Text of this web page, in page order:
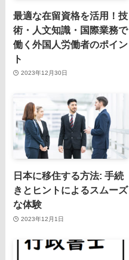
最適な在留資格を活用！技
術・人文知識・国際業務で
働く外国人労働者のポイン
ト
2023年12月30日
日本に移住する方法: 手続
きとヒントによるスムーズ
な体験
2023年12月1日